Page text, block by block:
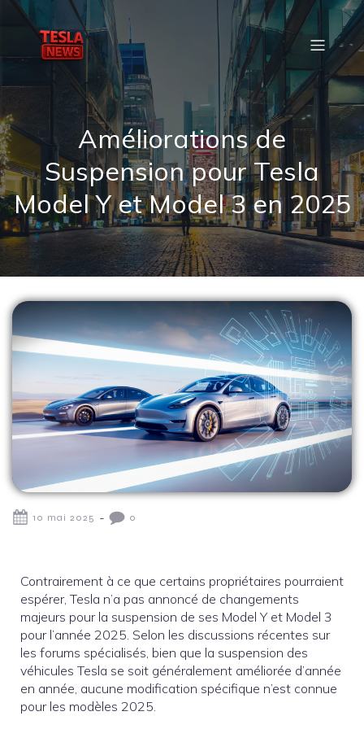
Améliorations de
Suspension pour Tesla
Model Y et Model 3 en 2025
10 mai 2025 - 0
Contrairement à ce que certains propriétaires pourraient
espérer, Tesla n’a pas annoncé de changements
majeurs pour la suspension de ses Model Y et Model 3
pour l’année 2025. Selon les discussions récentes sur
les forums spécialisés, bien que la suspension des
véhicules Tesla se soit généralement améliorée d’année
en année, aucune modification spécifique n’est connue
pour les modèles 2025.